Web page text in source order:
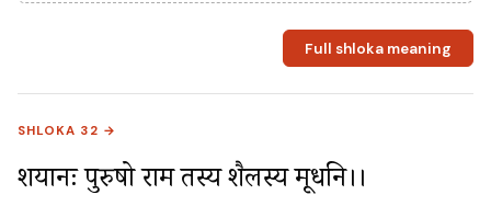
Full shloka meaning
SHLOKA 32 →
शयानः पुरुषो राम तस्य शैलस्य मूर्धनि।।